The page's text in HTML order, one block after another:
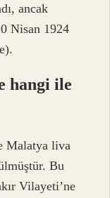
ancak
Nisan 1924
hangi ile
Malatya liva
Bu
Vilayeti’ne